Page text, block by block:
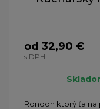
od 32,90 €
s DPH
​Rondon ktorý ťa